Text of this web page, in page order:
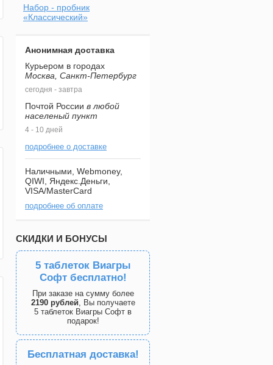
Набор - пробник
«Классический»
Анонимная доставка
Курьером в городах
Москва, Санкт-Петербург
сегодня - завтра
Почтой России в любой
населеный пункт
4 - 10 дней
подробнее о доставке
Наличными, Webmoney,
QIWI, Яндекс.Деньги,
VISA/MasterCard
подробнее об оплате
СКИДКИ И БОНУСЫ
5 таблеток Виагры
Софт бесплатно!
При заказе на сумму более
2190 рублей, Вы получаете
5 таблеток Виагры Софт в
подарок!
Бесплатная доставка!